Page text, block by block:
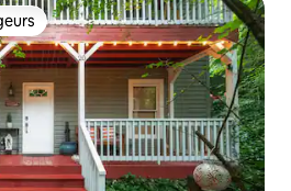
les plus appréciés